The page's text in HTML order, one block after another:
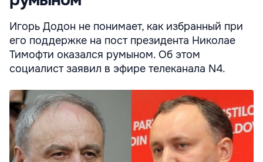
Игорь Додон не понимает, как избранный при
его поддержке на пост президента Николае
Тимофти оказался румыном. Об этом
социалист заявил в эфире телеканала N4.